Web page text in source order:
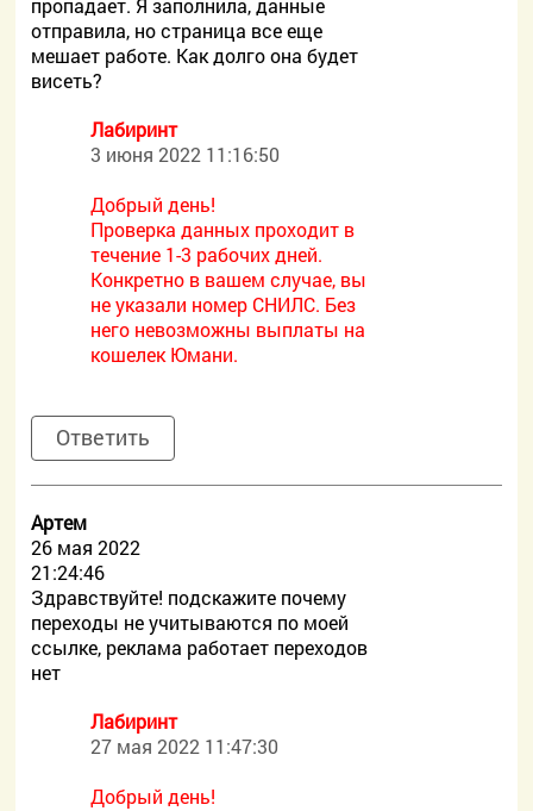
пропадает. Я заполнила, данные
отправила, но страница все еще
мешает работе. Как долго она будет
висеть?
Лабиринт
3 июня 2022 11:16:50
Добрый день!
Проверка данных проходит в
течение 1-3 рабочих дней.
Конкретно в вашем случае, вы
не указали номер СНИЛС. Без
него невозможны выплаты на
кошелек Юмани.
Ответить
Артем
26 мая 2022
21:24:46
Здравствуйте! подскажите почему
переходы не учитываются по моей
ссылке, реклама работает переходов
нет
Лабиринт
27 мая 2022 11:47:30
Добрый день!